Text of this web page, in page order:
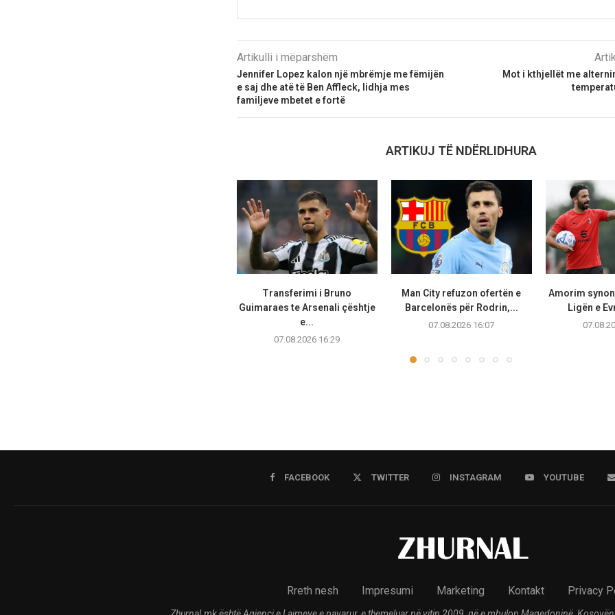
Artikulli i mëparshëm
Jennifer Lopez kalon një mbrëmje me fëmijën
e saj dhe atë të Ben Affleck, lidhja mes
familjeve mbetet e fortë
Mot i kthjellët me
ARTIKUJ TË NDËRLIDHURA
Transferimi i Bruno
Guimaraes te Arsenali çështje
e...
07.08.2026 16:29
Man City refuzon ofertën e
Barcelonës për Rodrin,...
07.08.2026 16:07
Amorim
Ligën e
FACEBOOK TWITTER INSTAGRAM YOUTUBE
Rreth nesh Impresumi Marketing Kontakt Privacy